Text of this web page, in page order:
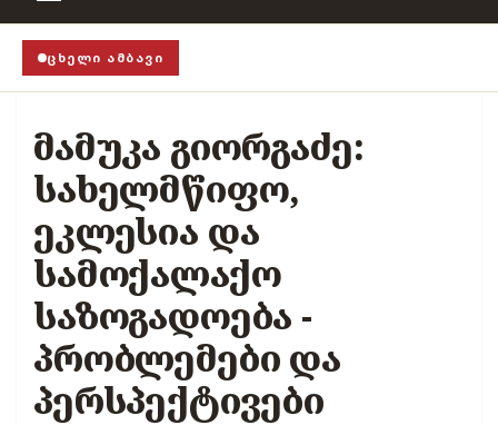
ᲪᲮᲔᲚᲘ ᲐᲛᲑᲐᲕᲘ
ჭანჭიკი მოშლილია, ცენზურა უნდა არსებობდეს!›
მამუკა გიორგაძე:
სახელმწიფო,
ეკლესია და
სამოქალაქო
საზოგადოება -
პრობლემები და
პერსპექტივები